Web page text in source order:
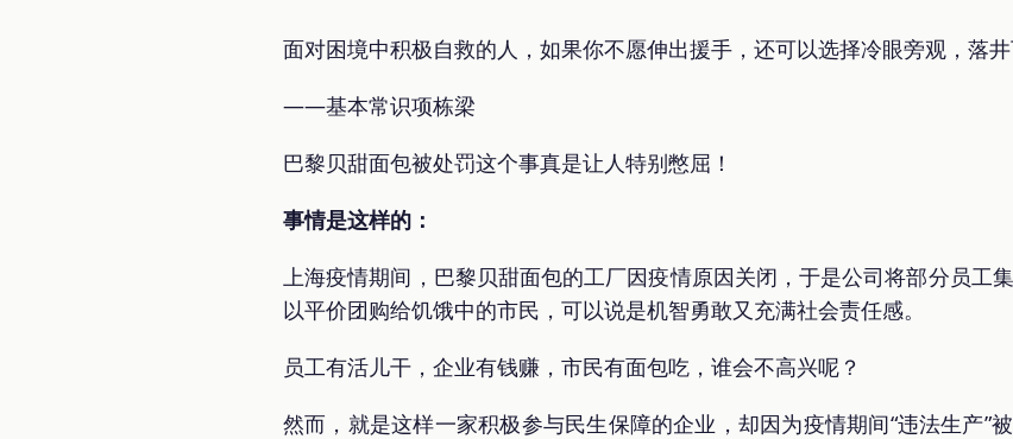
面对困境中积极自救的人，如果你不愿伸出援手，还可以选择冷眼旁观，落井
——基本常识项栋梁
巴黎贝甜面包被处罚这个事真是让人特别憋屈！
事情是这样的：
上海疫情期间，巴黎贝甜面包的工厂因疫情原因关闭，于是公司将部分员工
以平价团购给饥饿中的市民，可以说是机智勇敢又充满社会责任感。
员工有活儿干，企业有钱赚，市民有面包吃，谁会不高兴呢？
然而，就是这样一家积极参与民生保障的企业，却因为疫情期间“违法生产”